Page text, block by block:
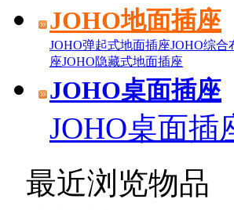
JOHO地面插座
JOHO弹起式地面插座JOHO综合
座JOHO隐藏式地面插座
JOHO桌面插座
JOHO桌面插
最近浏览物品